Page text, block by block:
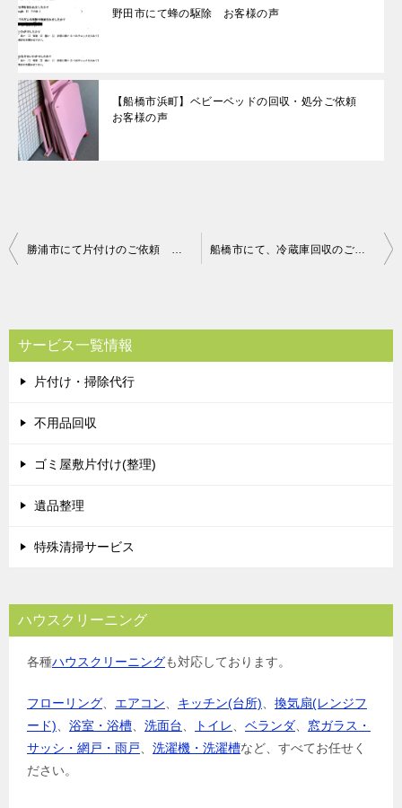
野田市にて蜂の駆除 お客様の声
【船橋市浜町】ベビーベッドの回収・処分ご依頼
お客様の声
投
ビ
ゲ
ー
シ
勝浦市にて片付けのご依頼 お客様の声 船橋市にて、冷蔵庫回収のご依頼 お客様の声
サービス一覧情報
片付け・掃除代行
不用品回収
ゴミ屋敷片付け(整理)
遺品整理
特殊清掃サービス
ハウスクリーニング
各種ハウスクリーニングも対応しております。
フローリング、 エアコン、 キッチン(台所)、 換気扇(レンジフ
ード)、 浴室・浴槽、 洗面台、 トイレ、 ベランダ、 窓ガラス・
サッシ・網戸・雨戸、 洗濯機・洗濯槽など、すべてお任せく
ださい。